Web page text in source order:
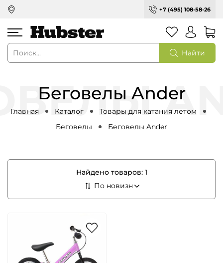
+7 (495) 108-58-26
Найти
Беговелы Ander
Главная Каталог
Товары для катания летом
Беговелы
Беговелы Ander
Найдено товаров: 1